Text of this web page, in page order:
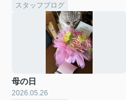
スタッフブログ
母の日
2026.05.26